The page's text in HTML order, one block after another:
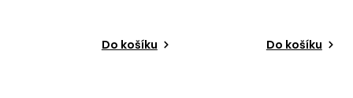
Do košíku Do košíku